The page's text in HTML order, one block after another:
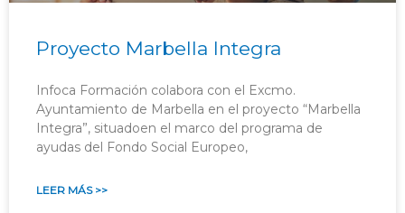
Proyecto Marbella Integra
Infoca Formación colabora con el Excmo.
Ayuntamiento de Marbella en el proyecto “Marbella
Integra”, situadoen el marco del programa de
ayudas del Fondo Social Europeo,
LEER MÁS >>